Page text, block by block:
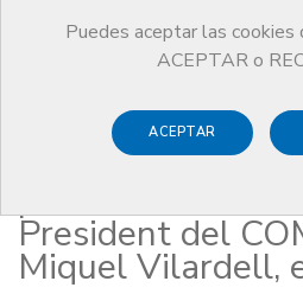
Puedes aceptar las cookies
ACEPTAR o
ACEPTAR
29 OCTUBRE DE 2013
"La supervivecia
pública"
President del
Miquel Vilardell,